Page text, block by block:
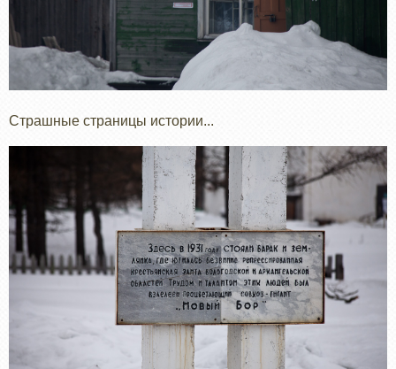
Страшные страницы истории...